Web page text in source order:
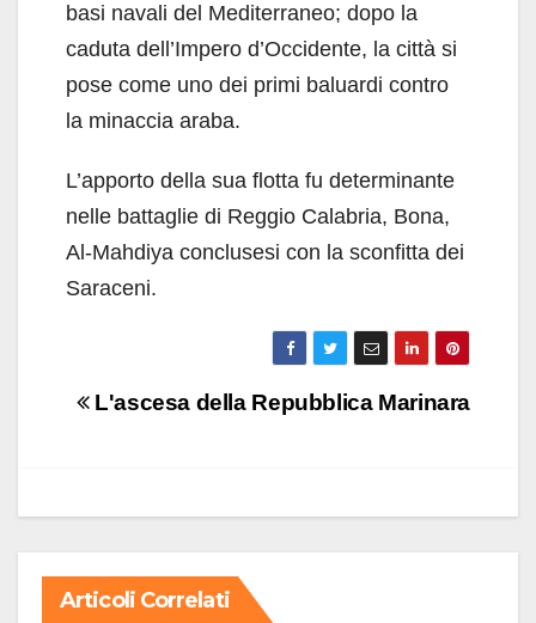
basi navali del Mediterraneo; dopo la
caduta dell’Impero d’Occidente, la città si
pose come uno dei primi baluardi contro
la minaccia araba.
L’apporto della sua flotta fu determinante
nelle battaglie di Reggio Calabria, Bona,
Al-Mahdiya conclusesi con la sconfitta dei
Saraceni.
Navigazione
L'ascesa della Repubblica Marinara
Articoli Correlati